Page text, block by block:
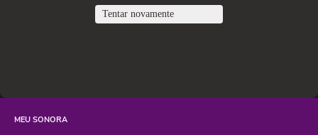
MEU SONORA